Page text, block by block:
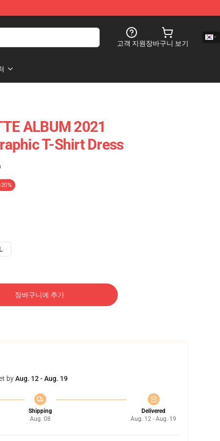
고객 지원장바구니 보기
ALBUM 2021
T-Shirt Dress
-20%
장바구니에 추가
byAug. 12 - Aug. 19
Shipping
Aug. 08
Delivered
Aug. 12 - Aug. 19